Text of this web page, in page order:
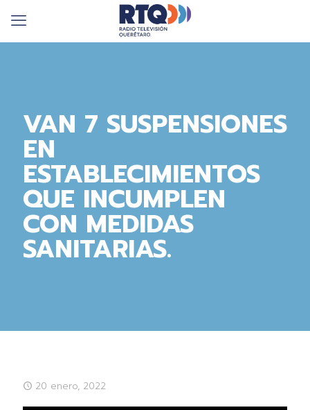
VAN 7 SUSPENSIONES
EN
ESTABLECIMIENTOS
QUE INCUMPLEN
CON MEDIDAS
SANITARIAS.
20 enero, 2022